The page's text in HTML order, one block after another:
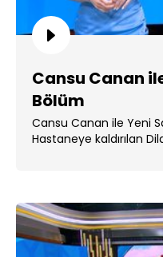
Cansu Canan
Bölüm
Cansu Canan ile Yeni
Hastaneye kaldırılan